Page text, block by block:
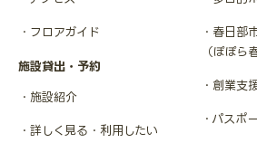
フロアガイド
施設貸出・予約
施設紹介
詳しく見る・利用したい
春日部
（ぽぽら
創業支
パスポ